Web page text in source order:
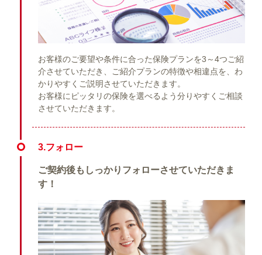
お客様のご要望や条件に合った保険プランを3～4つご紹
介させていただき、ご紹介プランの特徴や相違点を、わ
かりやすくご説明させていただきます。
お客様にピッタリの保険を選べるよう分りやすくご相談
させていただきます。
3.フォロー
ご契約後もしっかりフォローさせていただきま
す！